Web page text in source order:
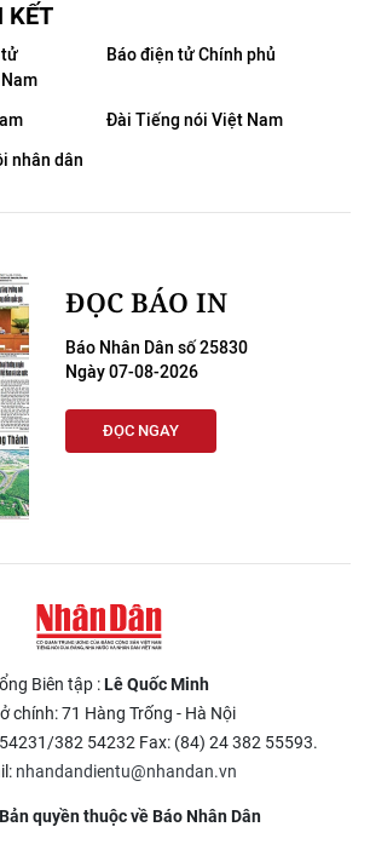
KẾT
tử
Báo điện tử Chính phủ
Đài Tiếng nói Việt Nam
nhân dân
ĐỌC BÁO IN
Báo Nhân Dân số 25830
Ngày 07-08-2026
ĐỌC NGAY
Biên tập :Lê Quốc Minh
chính: 71 Hàng Trống - Hà Nội
382 54232 Fax: (84) 24 382 55593.
nhandandientu@nhandan.vn
quyền thuộc về Báo Nhân Dân